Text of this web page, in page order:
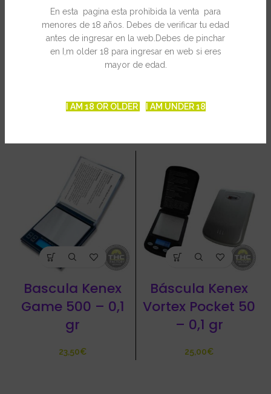
En esta pagina esta prohibida la venta para
menores de 18 años. Debes de verificar tu edad
antes de ingresar en la web.Debes de pinchar
en I,m older 18 para ingresar en web si eres
mayor de edad.
I AM 18 OR OLDER I AM UNDER 18
Libras: 2.6430 lb / 0.0005 lb
INFORMACIÓN ADICIONAL
Bascula Kenex
Game 500 – 0,1
gr
€
Báscula Kenex
Vortex Pocket 50
– 0,1 gr
€